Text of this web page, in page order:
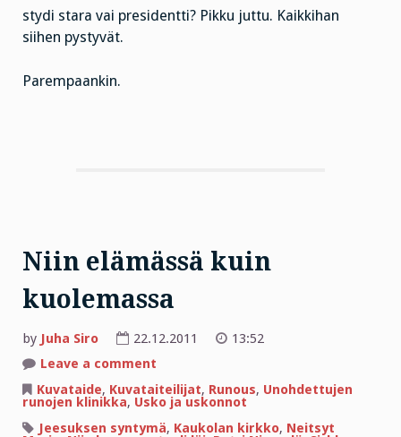
stydi stara vai presidentti? Pikku juttu. Kaikkihan
siihen pystyvät.
Parempaankin.
Niin elämässä kuin
kuolemassa
by Juha Siro 22.12.2011
13:52
Leave a comment
elämässä
kuin
kuolemassa
Kuvataide, Kuvataiteilijat, Runous, Unohdettujen
runojen klinikka, Usko ja uskonnot
Jeesuksen syntymä, Kaukolan kirkko, Neitsyt